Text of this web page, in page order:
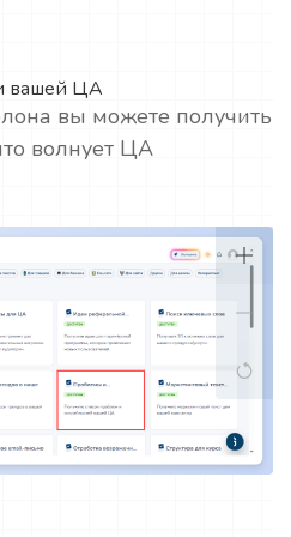
вашей ЦА
вы можете получить
волнует ЦА